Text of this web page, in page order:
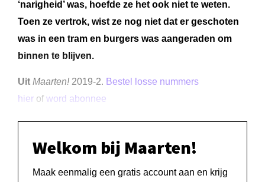
‘narigheid’ was, hoefde ze het ook niet te weten.
Toen ze vertrok, wist ze nog niet dat er geschoten
was in een tram en burgers was aangeraden om
binnen te blijven.
Uit Maarten! 2019-2. Bestel losse nummers
hier ofword abonnee
Welkom bij Maarten!
Maak eenmalig een gratis account aan en krijg